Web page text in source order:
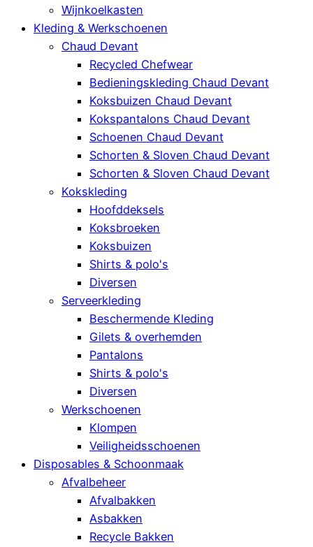
Wijnkoelkasten
Kleding & Werkschoenen
Chaud Devant
Recycled Chefwear
Bedieningskleding Chaud Devant
Koksbuizen Chaud Devant
Kokspantalons Chaud Devant
Schoenen Chaud Devant
Schorten & Sloven Chaud Devant
Schorten & Sloven Chaud Devant
Kokskleding
Hoofddeksels
Koksbroeken
Koksbuizen
Shirts & polo's
Diversen
Serveerkleding
Beschermende Kleding
Gilets & overhemden
Pantalons
Shirts & polo's
Diversen
Werkschoenen
Klompen
Veiligheidsschoenen
Disposables & Schoonmaak
Afvalbeheer
Afvalbakken
Asbakken
Recycle Bakken